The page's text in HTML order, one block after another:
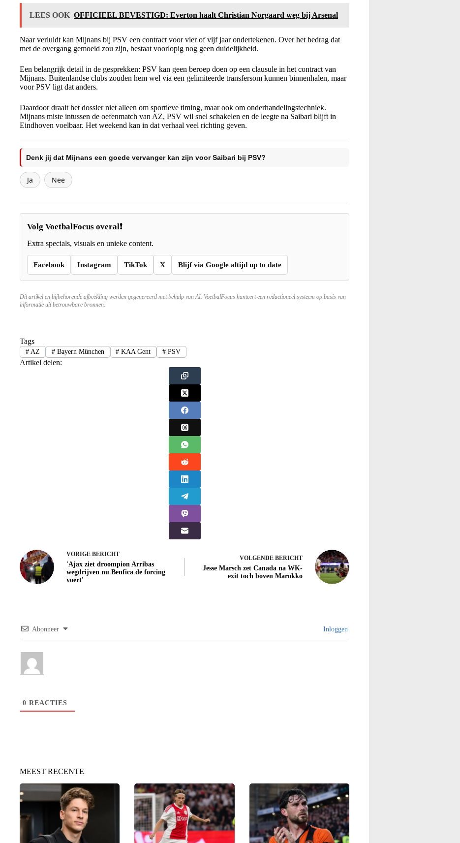
LEES OOK OFFICIEEL BEVESTIGD: Everton haalt Christian Norgaard weg bij Arsenal
Naar verluidt kan Mijnans bij PSV een contract voor vier of vijf jaar ondertekenen. Over het bedrag dat
met de overgang gemoeid zou zijn, bestaat voorlopig nog geen duidelijkheid.
Een belangrijk detail in de gesprekken: PSV kan geen beroep doen op een clausule in het contract van
Mijnans. Buitenlandse clubs zouden hem wel via een gelimiteerde transfersom kunnen binnenhalen, maar
voor PSV ligt dat anders.
Daardoor draait het dossier niet alleen om sportieve timing, maar ook om onderhandelingstechniek.
Mijnans miste intussen de oefenmatch van AZ, PSV wil snel schakelen en de leegte na Saibari blijft in
Eindhoven voelbaar. Het weekend kan in dat verhaal veel richting geven.
Denk jij dat Mijnans een goede vervanger kan zijn voor Saibari bij PSV?
Ja Nee
Volg VoetbalFocus overal❗
Extra specials, visuals en unieke content.
Facebook Instagram TikTok X Blijf via Google altijd up to date
Dit artikel en bijbehorende afbeelding werden gegenereerd met behulp van AI. VoetbalFocus hanteert een redactioneel systeem op basis van
informatie uit betrouwbare bronnen.
Tags
#AZ #Bayern München # KAA Gent # PSV
Artikel delen:
VORIGE BERICHT
'Ajax ziet droompion Arribas
wegdrijven nu Benfica de forcing
voert'
VOLGENDE BERICHT
Jesse Marsch zet Canada na WK-
exit toch boven Marokko
Abonneer Inloggen
0 REACTIES
MEEST RECENTE